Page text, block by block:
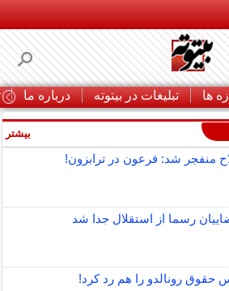
ها تبلیغات در بیتوته درباره ما
منفجر شد: فرعون در ترابزون!
رسما از استقلال جدا شد
حقوق رونالدو را هم رد کرد!
بیشتر